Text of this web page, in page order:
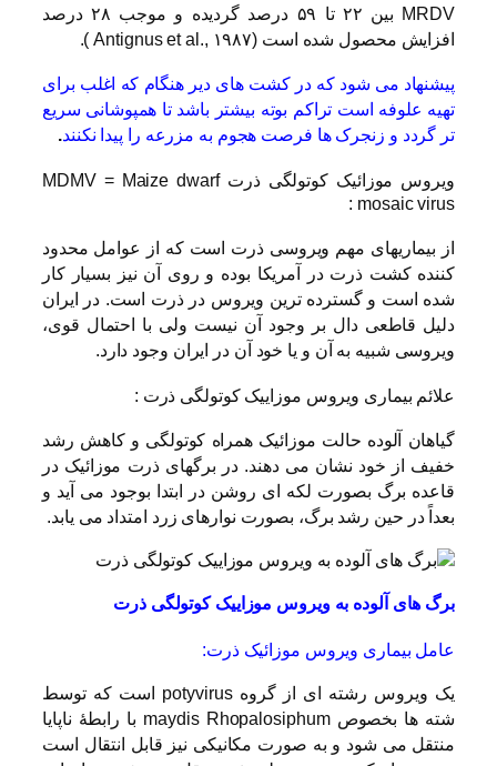
MRDV بین ۲۲ تا ۵۹ درصد گردیده و موجب ۲۸ درصد
افزایش محصول شده است (Antignus et al., ۱۹۸۷ ).
پیشنهاد می شود که در کشت های دیر هنگام که اغلب برای
تهیه علوفه است تراکم بوته بیشتر باشد تا همپوشانی سریع
تر گردد و زنجرک ها فرصت هجوم به مزرعه را پیدا نکنند.
ویروس موزائیک کوتولگی ذرت MDMV = Maize dwarf
mosaic virus :
از بیماریهای مهم ویروسی ذرت است که از عوامل محدود
کننده کشت ذرت در آمریکا بوده و روی آن نیز بسیار کار
شده است و گسترده ترین ویروس در ذرت است. در ایران
دلیل قاطعی دال بر وجود آن نیست ولی با احتمال قوی،
ویروسی شبیه به آن و یا خود آن در ایران وجود دارد.
علائم بیماری ویروس موزاییک کوتولگی ذرت :
گیاهان آلوده حالت موزائیک همراه کوتولگی و کاهش رشد
خفیف از خود نشان می دهند. در برگهای ذرت موزائیک در
قاعده برگ بصورت لکه ای روشن در ابتدا بوجود می آید و
بعداً در حین رشد برگ، بصورت نوارهای زرد امتداد می یابد.
برگ های آلوده به ویروس موزاییک کوتولگی ذرت
عامل بیماری ویروس موزائیک ذرت:
یک ویروس رشته ای از گروه potyvirus است که توسط
شته ها بخصوص maydis Rhopalosiphum با رابطۀ ناپایا
منتقل می شود و به صورت مکانیکی نیز قابل انتقال است